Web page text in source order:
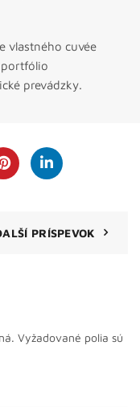
vlastného cuvée
portfólio
prevádzky.
PRÍSPEVOK
Vyžadované polia sú